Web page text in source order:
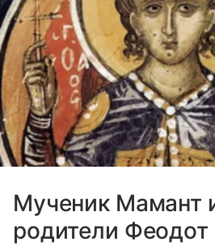
Мученик Мамант
родители Феодот